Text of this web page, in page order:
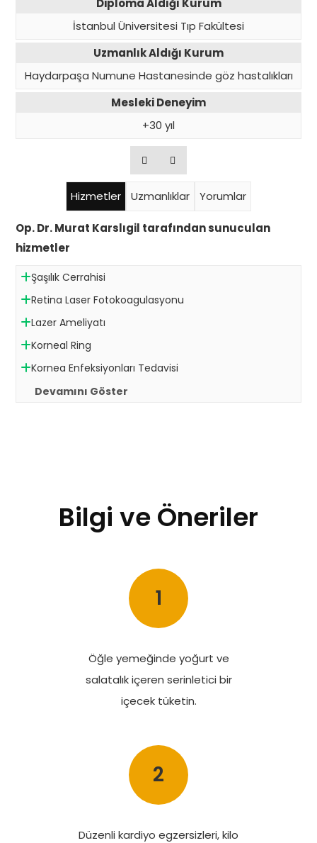
Diploma Aldığı Kurum
İstanbul Üniversitesi Tıp Fakültesi
Uzmanlık Aldığı Kurum
Haydarpaşa Numune Hastanesinde göz hastalıkları
Mesleki Deneyim
+30 yıl
Hizmetler Uzmanlıklar Yorumlar
Op. Dr. Murat Karslıgil tarafından sunuculan
hizmetler
Şaşılık Cerrahisi
Retina Laser Fotokoagulasyonu
Lazer Ameliyatı
Korneal Ring
Kornea Enfeksiyonları Tedavisi
Devamını Göster
Bilgi ve Öneriler
1
Öğle yemeğinde yoğurt ve
salatalık içeren serinletici bir
içecek tüketin.
2
Düzenli kardiyo egzersizleri, kilo